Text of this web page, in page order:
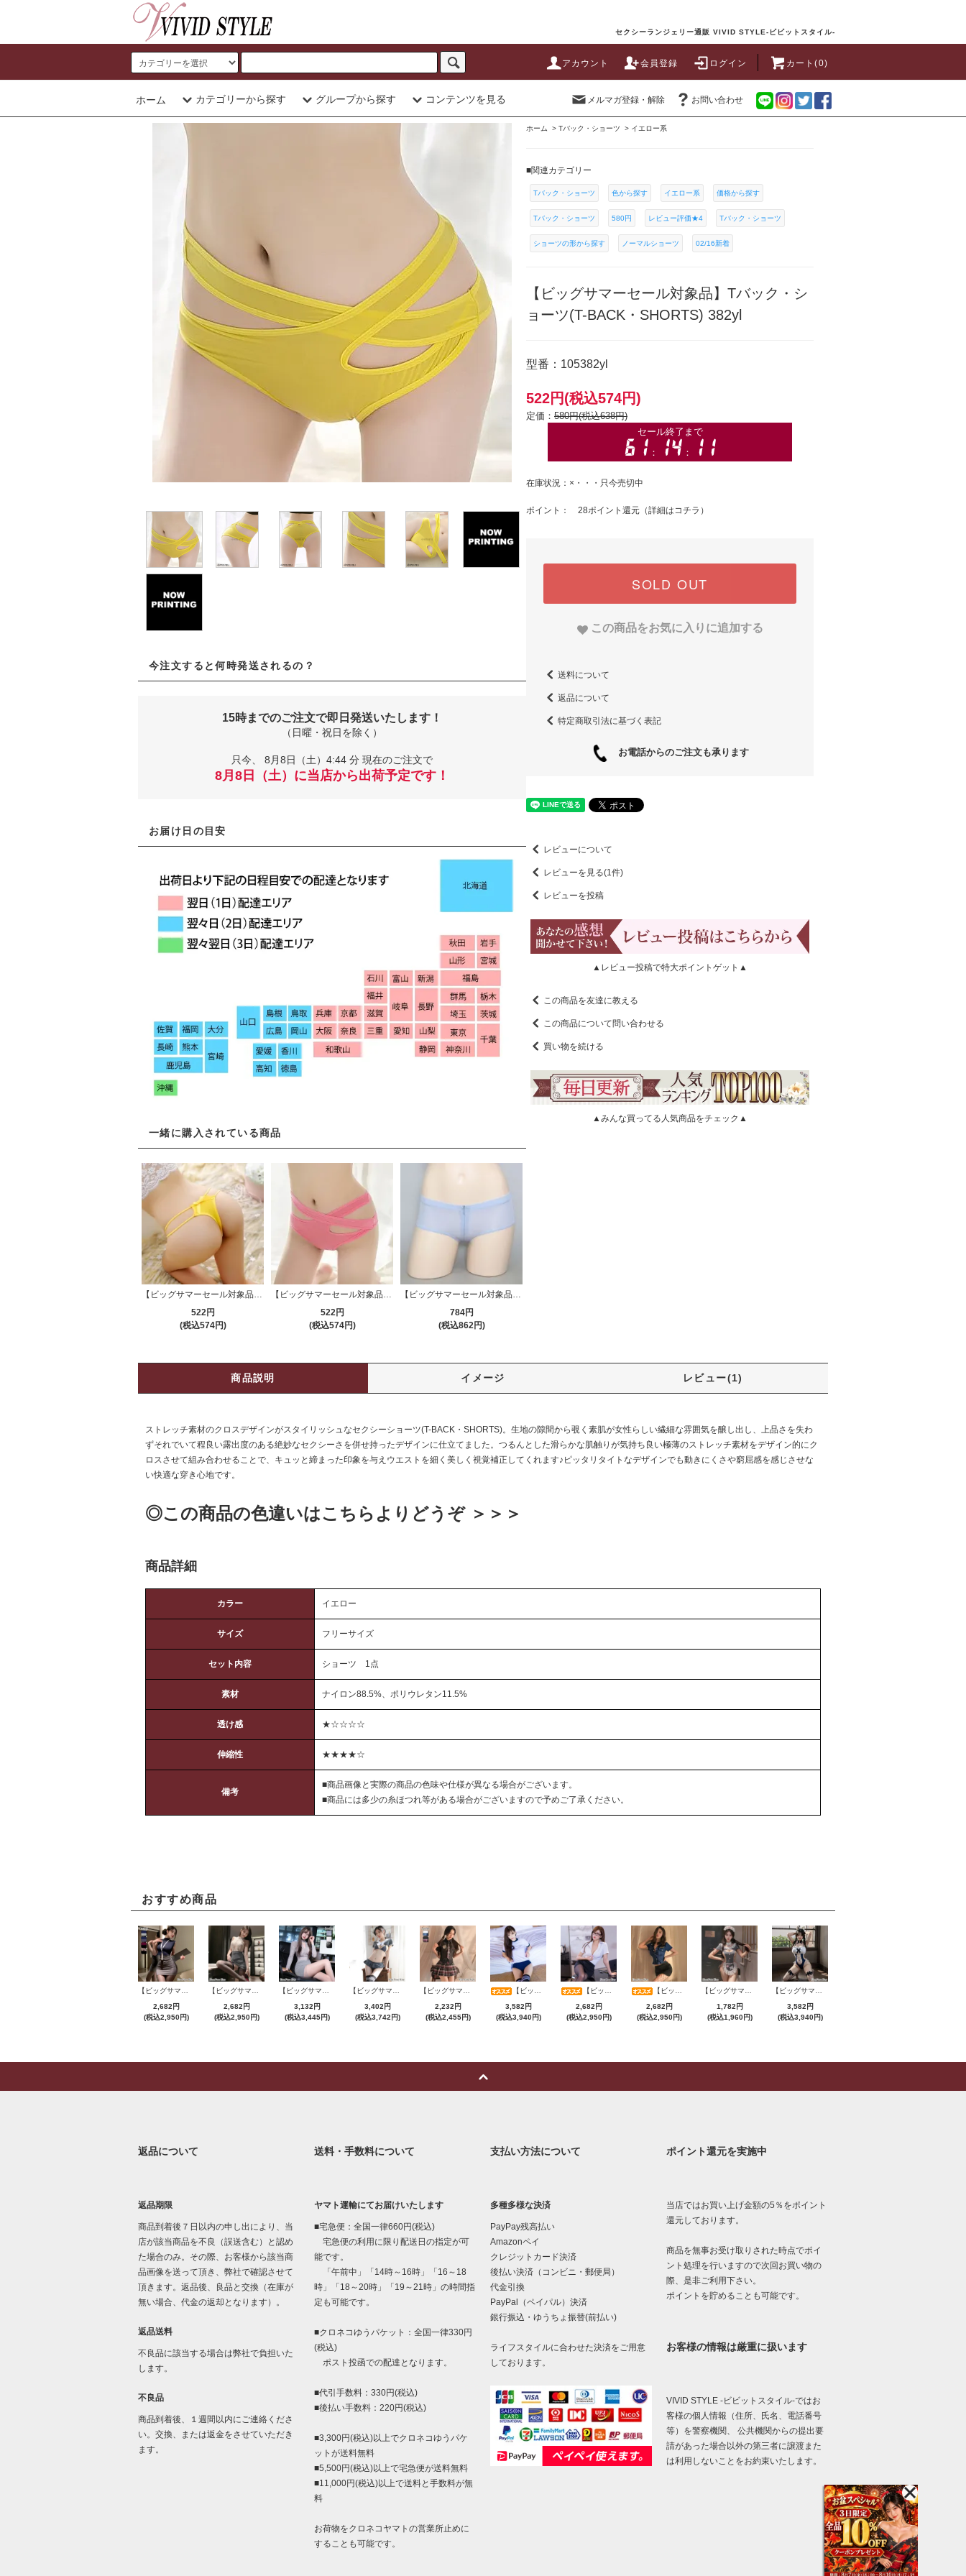
セクシーランジェリー通販 VIVID STYLE-ビビットスタイル-
アカウント 会員登録 ログイン カート(0)
ホーム カテゴリーから探す グループから探す コンテンツを見る メルマガ登録・解除 お問い合わせ
今注文すると何時発送されるの？
15時までのご注文で即日発送いたします！
（日曜・祝日を除く）
只今、 8月8日（土）4:44 分 現在のご注文で
8月8日（土）に当店から出荷予定です！
お届け日の目安
一緒に購入されている商品
【ビッグサマーセール対象品】Tバック・ショーツ(T-BACK・SHORTS) 099yl
522円
(税込574円)
【ビッグサマーセール対象品】Tバック・ショーツ(T-BACK・SHORTS) 382pk
522円
(税込574円)
【ビッグサマーセール対象品】Tバック・ショーツ(T-BACK・SHORTS) 383rb
784円
(税込862円)
ホーム > Tバック・ショーツ > イエロー系
■関連カテゴリー
Tバック・ショーツ 色から探す イエロー系 価格から探す
Tバック・ショーツ 580円 レビュー評価★4 Tバック・ショーツ
ショーツの形から探す ノーマルショーツ 02/16新着
【ビッグサマーセール対象品】Tバック・シ
ョーツ(T-BACK・SHORTS) 382yl
型番：105382yl
522円(税込574円)
定価： 580円(税込638円)
在庫状況：×・・・只今売切中
ポイント： 28ポイント還元（詳細はコチラ ）
SOLD OUT
この商品をお気に入りに追加する
送料について
返品について
特定商取引法に基づく表記
お電話からのご注文も承ります
レビューについて
レビューを見る(1件)
レビューを投稿
▲レビュー投稿で特大ポイントゲット▲
この商品を友達に教える
この商品について問い合わせる
買い物を続ける
▲みんな買ってる人気商品をチェック▲
商品説明 イメージ レビュー(1)
ストレッチ素材のクロスデザインがスタイリッシュなセクシーショーツ(T-BACK・SHORTS)。生地の隙間から覗く素肌が女性らしい繊細な雰囲気を醸し出し、上品さを失わ
ずそれでいて程良い露出度のある絶妙なセクシーさを併せ持ったデザインに仕立てました。つるんとした滑らかな肌触りが気持ち良い極薄のストレッチ素材をデザイン的にク
ロスさせて組み合わせることで、キュッと締まった印象を与えウエストを細く美しく視覚補正してくれます♪ピッタリタイトなデザインでも動きにくさや窮屈感を感じさせな
い快適な穿き心地です。
◎この商品の色違いはこちらよりどうぞ ＞＞＞
商品詳細
カラー イエロー
サイズ フリーサイズ
セット内容 ショーツ 1点
素材 ナイロン88.5%、ポリウレタン11.5%
透け感 ★☆☆☆☆
伸縮性 ★★★★☆
備考
■商品画像と実際の商品の色味や仕様が異なる場合がございます。
■商品には多少の糸ほつれ等がある場合がございますので予めご了承ください。
おすすめ商品
2,682円
(税込2,950円)
2,682円
(税込2,950円)
3,132円
(税込3,445円)
3,402円
(税込3,742円)
2,232円
(税込2,455円)
【ビッグサマーセール対象品】セクシーコスプレ(SEXYCOSPLAY) 199
3,582円
(税込3,940円)
【ビッグサマーセール対象品】セクシーコスプレ(SEXYCOSPLAY) 4070
2,682円
(税込2,950円)
【ビッグサマーセール対象品】セクシーコスプレ(SEXYCOSPLAY) 2775
2,682円
(税込2,950円)
1,782円
(税込1,960円)
3,582円
(税込3,940円)
返品について
返品期限
商品到着後７日以内の申し出により、当
店が該当商品を不良（誤送含む）と認め
た場合のみ。その際、お客様から該当商
品画像を送って頂き、弊社で確認させて
頂きます。返品後、良品と交換（在庫が
無い場合、代金の返却となります）。
返品送料
不良品に該当する場合は弊社で負担いた
します。
不良品
商品到着後、１週間以内にご連絡くださ
い。交換、または返金をさせていただき
ます。
送料・手数料について
ヤマト運輸にてお届けいたします
■宅急便：全国一律660円(税込)
宅急便の利用に限り配送日の指定が可
能です。
「午前中」「14時～16時」「16～18
時」「18～20時」「19～21時」の時間指
定も可能です。
■クロネコゆうパケット：全国一律330円
(税込)
ポスト投函での配達となります。
■代引手数料：330円(税込)
■後払い手数料：220円(税込)
■3,300円(税込)以上でクロネコゆうパケ
ットが送料無料
■5,500円(税込)以上で宅急便が送料無料
■11,000円(税込)以上で送料と手数料が無
料
お荷物をクロネコヤマトの営業所止めに
することも可能です。
支払い方法について
多種多様な決済
PayPay残高払い
Amazonペイ
クレジットカード決済
後払い決済（コンビニ・郵便局）
代金引換
PayPal（ペイパル）決済
銀行振込・ゆうちょ振替(前払い)
ライフスタイルに合わせた決済をご用意
しております。
ポイント還元を実施中
当店ではお買い上げ金額の5％をポイント
還元しております。
商品を無事お受け取りされた時点でポイ
ント処理を行いますので次回お買い物の
際、是非ご利用下さい。
ポイントを貯めることも可能です。
お客様の情報は厳重に扱います
VIVID STYLE -ビビットスタイル-ではお
客様の個人情報（住所、氏名、電話番号
等）を警察機関、 公共機関からの提出要
請があった場合以外の第三者に譲渡また
は利用しないことをお約束いたします。